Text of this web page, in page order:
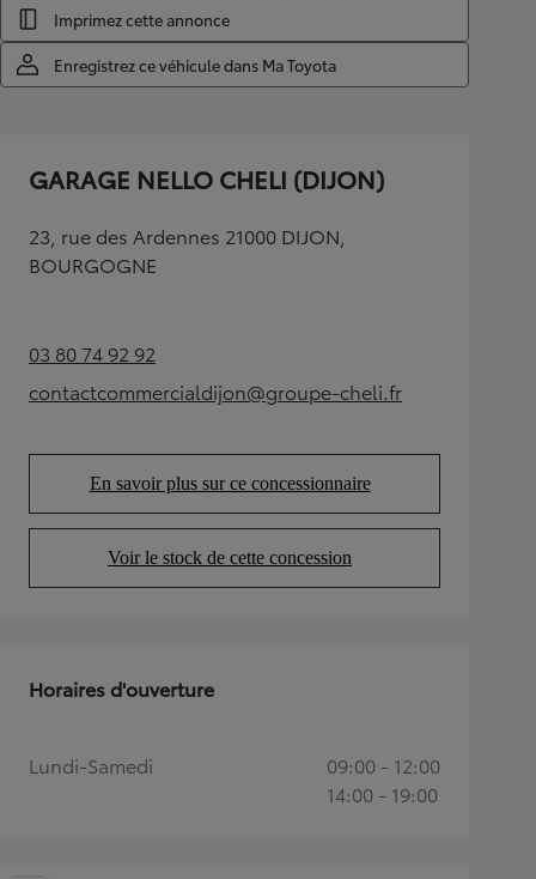
Imprimez cette annonce
Enregistrez ce véhicule dans Ma Toyota
GARAGE NELLO CHELI (DIJON)
23, rue des Ardennes 21000 DIJON,
BOURGOGNE
03 80 74 92 92(Opens in new tab)
contactcommercialdijon@groupe-cheli.fr
(Opens in new tab)
En savoir plus sur ce concessionnaire
(Opens in new tab)
Voir le stock de cette concession
(Opens in new tab)
Horaires d'ouverture
Lundi-Samedi
09:00 - 12:00
14:00 - 19:00